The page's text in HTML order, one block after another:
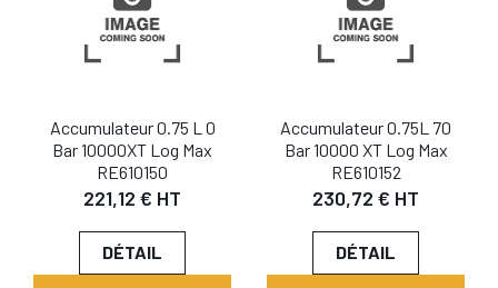
Accumulateur 0.75 L 0
Bar 10000XT Log Max
RE610150
221,12 € HT
DÉTAIL
Accumulateur 0.75L 70
Bar 10000 XT Log Max
RE610152
230,72 € HT
DÉTAIL